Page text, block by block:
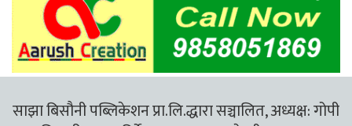
साझा बिसौनी पब्लिकेशन प्रा.लि.द्धारा सञ्चालित, अध्यक्ष: गोपी